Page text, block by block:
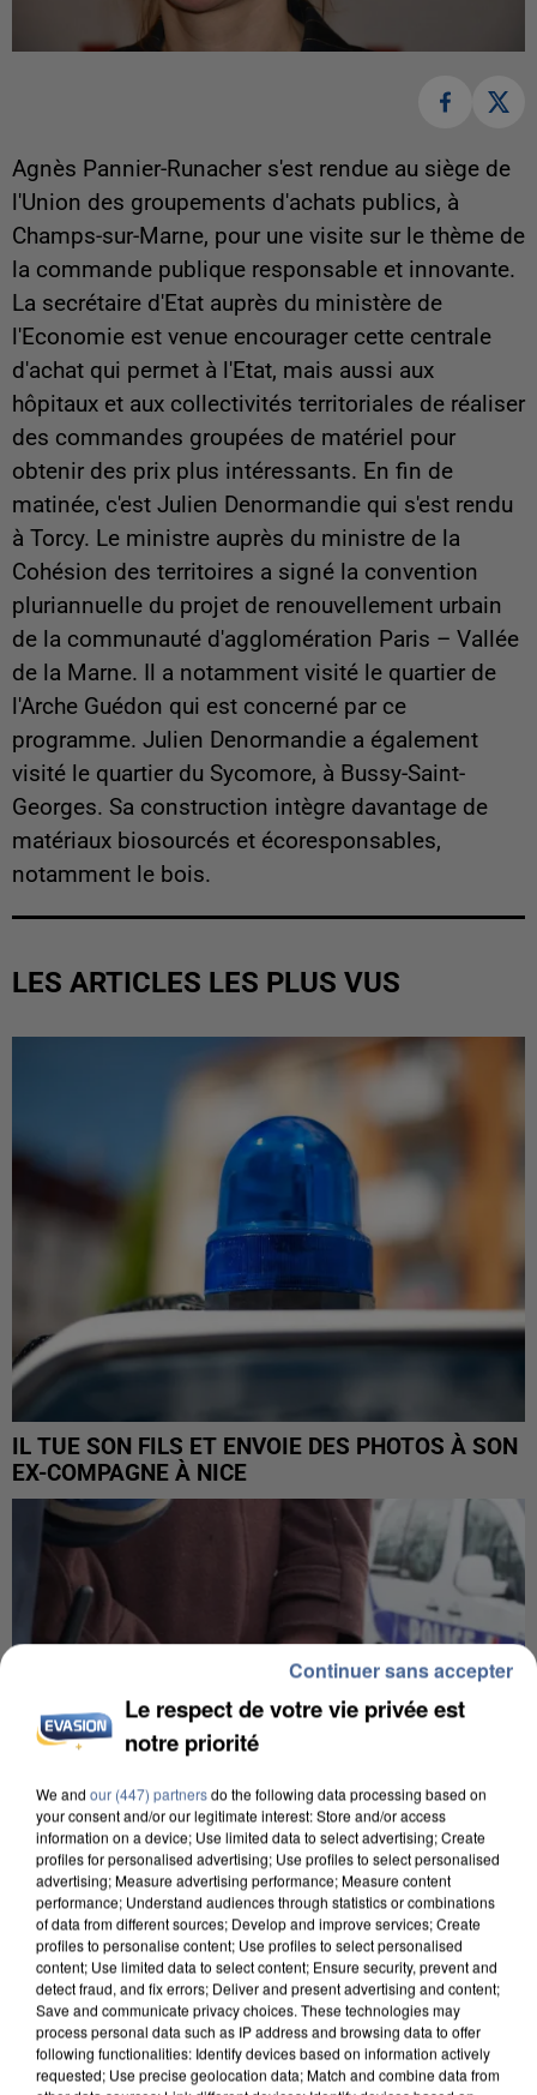
Agnès Pannier-Runacher s'est rendue au siège de
l'Union des groupements d'achats publics, à
Champs-sur-Marne, pour une visite sur le thème de
la commande publique responsable et innovante.
La secrétaire d'Etat auprès du ministère de
l'Economie est venue encourager cette centrale
d'achat qui permet à l'Etat, mais aussi aux
hôpitaux et aux collectivités territoriales de réaliser
des commandes groupées de matériel pour
obtenir des prix plus intéressants. En fin de
matinée, c'est Julien Denormandie qui s'est rendu
à Torcy. Le ministre auprès du ministre de la
Cohésion des territoires a signé la convention
pluriannuelle du projet de renouvellement urbain
de la communauté d'agglomération Paris – Vallée
de la Marne. Il a notamment visité le quartier de
l'Arche Guédon qui est concerné par ce
programme. Julien Denormandie a également
visité le quartier du Sycomore, à Bussy-Saint-
Georges. Sa construction intègre davantage de
matériaux biosourcés et écoresponsables,
notamment le bois.
LES ARTICLES LES PLUS VUS
IL TUE SON FILS ET ENVOIE DES PHOTOS À SON
EX-COMPAGNE À NICE
L’UN DES FONDATEURS SUPPOSÉS DE LA DZ
MAFIA INTERPELLÉ EN ALGÉRIE
Le respect de votre vie privée est
notre priorité
We and our (447) partnersdo the following data processing based on
your consent and/or our legitimate interest: Store and/or access
information on a device; Use limited data to select advertising; Create
profiles for personalised advertising; Use profiles to select personalised
advertising; Measure advertising performance; Measure content
performance; Understand audiences through statistics or combinations
of data from different sources; Develop and improve services; Create
profiles to personalise content; Use profiles to select personalised
content; Use limited data to select content; Ensure security, prevent and
detect fraud, and fix errors; Deliver and present advertising and content;
Save and communicate privacy choices. These technologies may
process personal data such as IP address and browsing data to offer
following functionalities: Identify devices based on information actively
requested; Use precise geolocation data; Match and combine data from
Continuer sans accepter